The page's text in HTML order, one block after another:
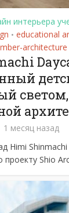
интерьера
• educational
architecture
1 месяц назад
Himi
Shio